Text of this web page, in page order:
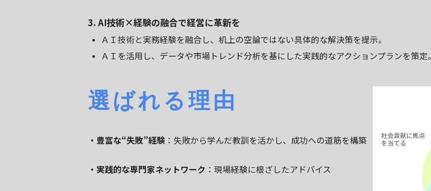
3. AI技術×経験の融合で経営に革新を
ＡＩ技術と実務経験を融合し、机上の空論ではない具体的な解決策を提示。
ＡＩを活用し、データや市場トレンド分析を基にした実践的なアクションプランを策定。
選ばれる理由
・豊富な“失敗”経験 ：失敗から学んだ教訓を活かし、成功への道筋を構築
・実践的な専門家ネットワーク ：現場経験に根ざしたアドバイス